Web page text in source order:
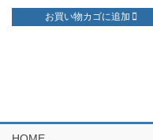
お買い物カゴに追加